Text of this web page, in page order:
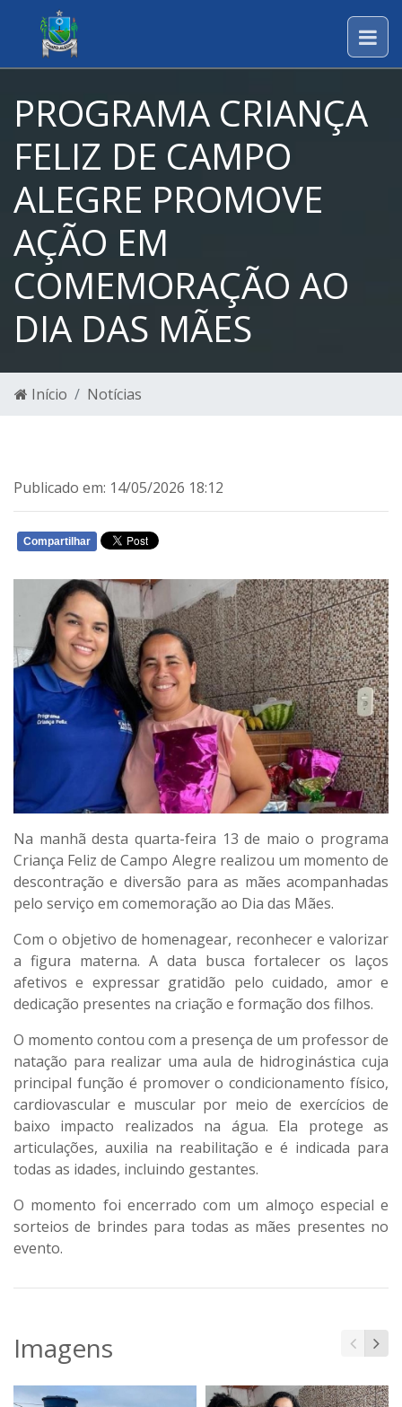
PROGRAMA CRIANÇA
FELIZ DE CAMPO
ALEGRE PROMOVE
AÇÃO EM
COMEMORAÇÃO AO
DIA DAS MÃES
Início Notícias
Publicado em: 14/05/2026 18:12
Compartilhar
Na manhã desta quarta-feira 13 de maio o programa
Criança Feliz de Campo Alegre realizou um momento de
descontração e diversão para as mães acompanhadas
pelo serviço em comemoração ao Dia das Mães.
Com o objetivo de homenagear, reconhecer e valorizar
a figura materna. A data busca fortalecer os laços
afetivos e expressar gratidão pelo cuidado, amor e
dedicação presentes na criação e formação dos filhos.
O momento contou com a presença de um professor de
natação para realizar uma aula de hidroginástica cuja
principal função é promover o condicionamento físico,
cardiovascular e muscular por meio de exercícios de
baixo impacto realizados na água. Ela protege as
articulações, auxilia na reabilitação e é indicada para
todas as idades, incluindo gestantes.
O momento foi encerrado com um almoço especial e
sorteios de brindes para todas as mães presentes no
evento.
Imagens